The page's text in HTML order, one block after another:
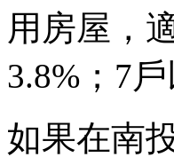
用房屋，
3.8%；7
如果在南